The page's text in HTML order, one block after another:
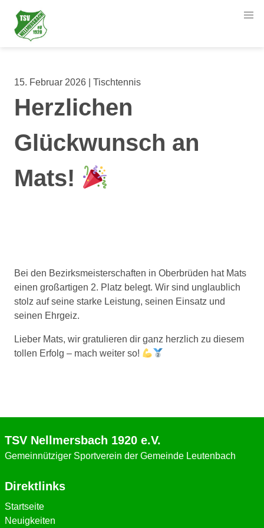
15. Februar 2026 | Tischtennis
Herzlichen
Glückwunsch an
Mats!
Bei den Bezirksmeisterschaften in Oberbrüden hat Mats
einen großartigen 2. Platz belegt. Wir sind unglaublich
stolz auf seine starke Leistung, seinen Einsatz und
seinen Ehrgeiz.
Lieber Mats, wir gratulieren dir ganz herzlich zu diesem
tollen Erfolg – mach weiter so!
TSV Nellmersbach 1920 e.V.
Gemeinnütziger Sportverein der Gemeinde Leutenbach
Direktlinks
Startseite
Neuigkeiten